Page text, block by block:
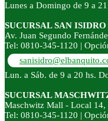
Lunes a Domingo de 9 a
SUCURSAL SAN ISIDRO
Av. Juan Segundo
Tel: 0810-345-1120 |
Lun. a Sáb. de 9 a 20 hs.
SUCURSAL
Maschwitz Mall - Local 14,
Tel: 0810-345-1120 |